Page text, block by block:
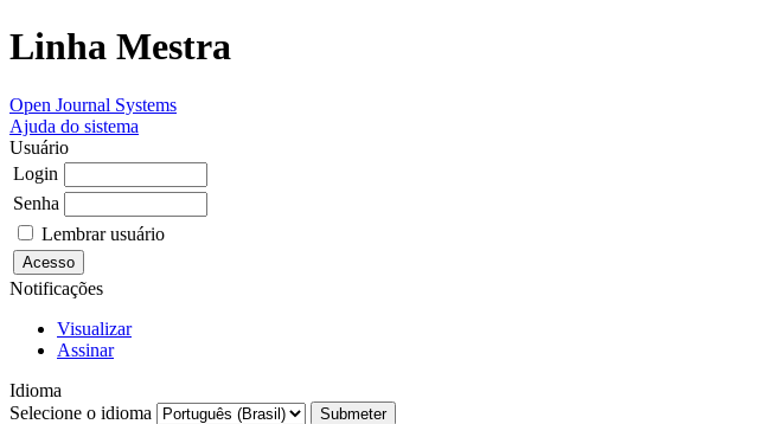
Linha Mestra
Open Journal Systems
Ajuda do sistema
Usuário
Login
Senha
Lembrar usuário
Notificações
Visualizar
Assinar
Idioma
Selecione o idioma